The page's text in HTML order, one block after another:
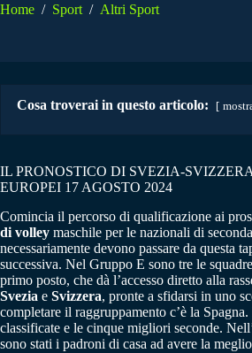
Home / Sport / Altri Sport
Cosa troverai in questo articolo:
IL PRONOSTICO DI SVEZIA-
EUROPEI 17 AGOSTO 2024
Comincia il percorso di qualificazione ai
di volley maschile per le nazionali di
necessariamente devono passare da questa
successiva. Nel Gruppo E sono tre le
primo posto, che dà l’accesso diretto alla
Svezia e Svizzera, pronte a sfidarsi in uno
completare il raggruppamento c’è la
classificate e le cinque migliori seconde.
sono stati i padroni di casa ad avere la